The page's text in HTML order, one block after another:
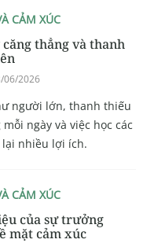
CẢM XÚC
căng thẳng và thanh
06/2026
người lớn, thanh thiếu
ngày và việc học các
lại nhiều lợi ích.
CẢM XÚC
của sự trưởng
mặt cảm xúc